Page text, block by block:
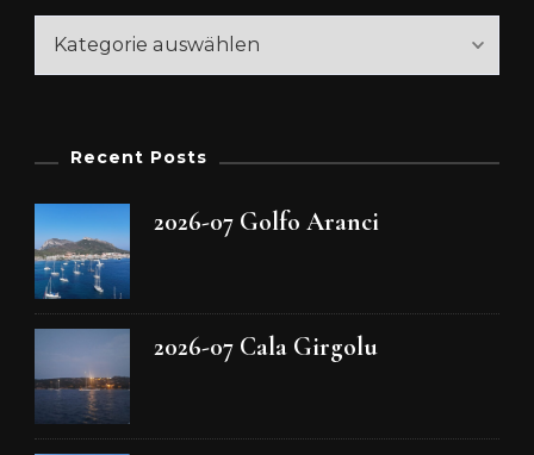
Kategorien
Recent Posts
2026-07 Golfo Aranci
2026-07 Cala Girgolu